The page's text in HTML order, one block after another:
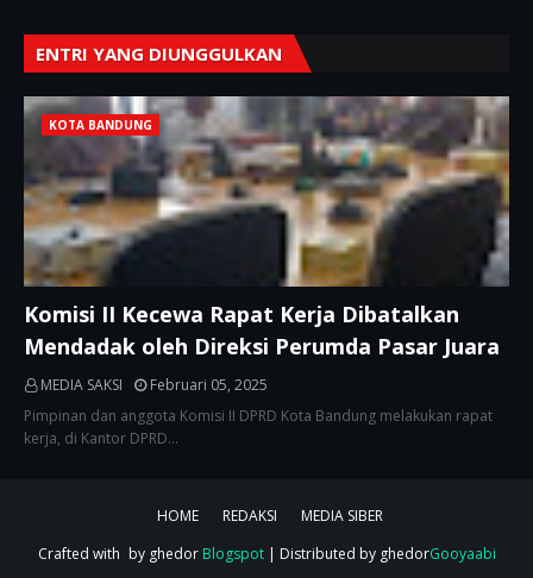
ENTRI YANG DIUNGGULKAN
KOTA BANDUNG
Komisi II Kecewa Rapat Kerja Dibatalkan
Mendadak oleh Direksi Perumda Pasar Juara
MEDIA SAKSI
Februari 05, 2025
Pimpinan dan anggota Komisi II DPRD Kota Bandung melakukan rapat
kerja, di Kantor DPRD…
HOME REDAKSI
MEDIA SIBER
Crafted with by ghedor Blogspot| Distributed by ghedorGooyaabi